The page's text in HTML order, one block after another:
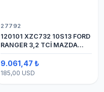
27792
120101 XZC732 10S13 FORD
RANGER 3,2 TCİ MAZDA
Y.M. KOMPRESÖR 7PK 12V
9.061,47 ₺
185,00 USD